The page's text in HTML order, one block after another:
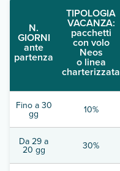
N.
GIORNI
ante
partenza
TIPOLOGIA
VACANZA:
pacchetti
con volo
Neos
o linea
charterizzata
Fino a 30
gg 10%
Da 29 a
20 gg 30%